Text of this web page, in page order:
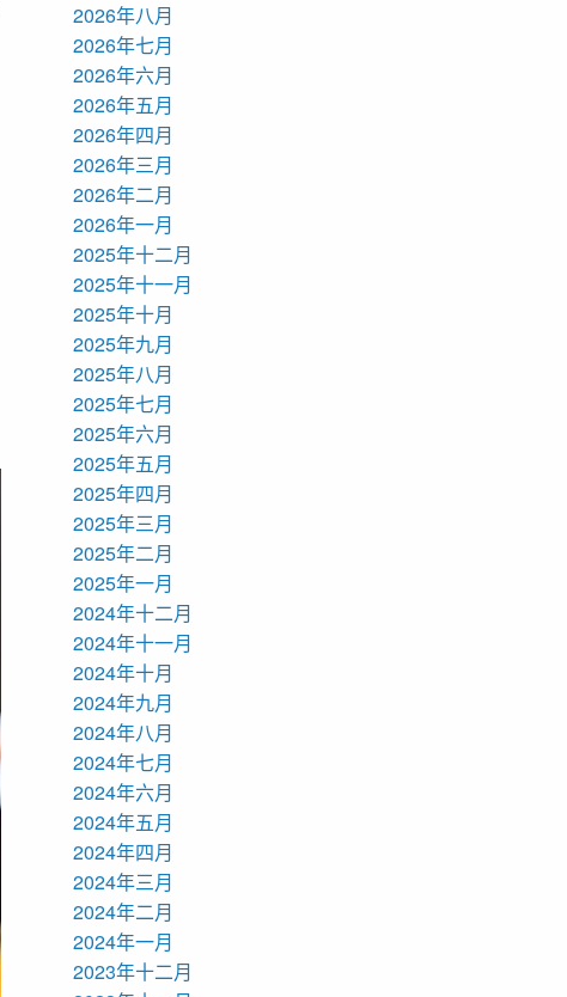
2026年八月
2026年七月
2026年六月
2026年五月
2026年四月
2026年三月
2026年二月
2026年一月
2025年十二月
2025年十一月
2025年十月
2025年九月
2025年八月
2025年七月
2025年六月
2025年五月
2025年四月
2025年三月
2025年二月
2025年一月
2024年十二月
2024年十一月
2024年十月
2024年九月
2024年八月
2024年七月
2024年六月
2024年五月
2024年四月
2024年三月
2024年二月
2024年一月
2023年十二月